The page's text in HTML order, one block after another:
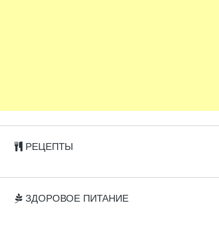
РЕЦЕПТЫ
ЗДОРОВОЕ ПИТАНИЕ